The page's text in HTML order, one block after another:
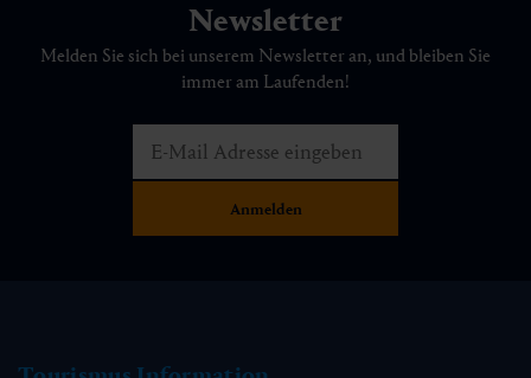
Newsletter
Melden Sie sich bei unserem Newsletter an, und bleiben Sie
immer am Laufenden!